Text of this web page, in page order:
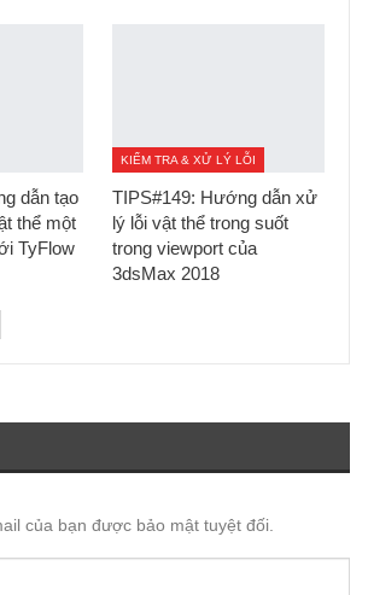
dẫn tạo
thể một
TyFlow
KIỂM TRA & XỬ LÝ LỖI
TIPS#149: Hướng dẫn xử
lý lỗi vật thể trong suốt
trong viewport của
3dsMax 2018
của bạn được bảo mật tuyệt đối.